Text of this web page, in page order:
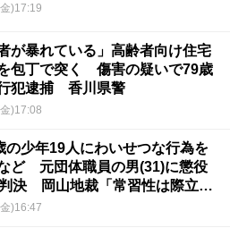
)17:19
が暴れている」高齢者向け住宅
包丁で突く 傷害の疑いで79歳
犯逮捕 香川県警
)17:08
の少年19人にわいせつな行為を
ど 元団体職員の男(31)に懲役
決 岡山地裁「常習性は際立っ
害結果も非常に重い」
)16:47